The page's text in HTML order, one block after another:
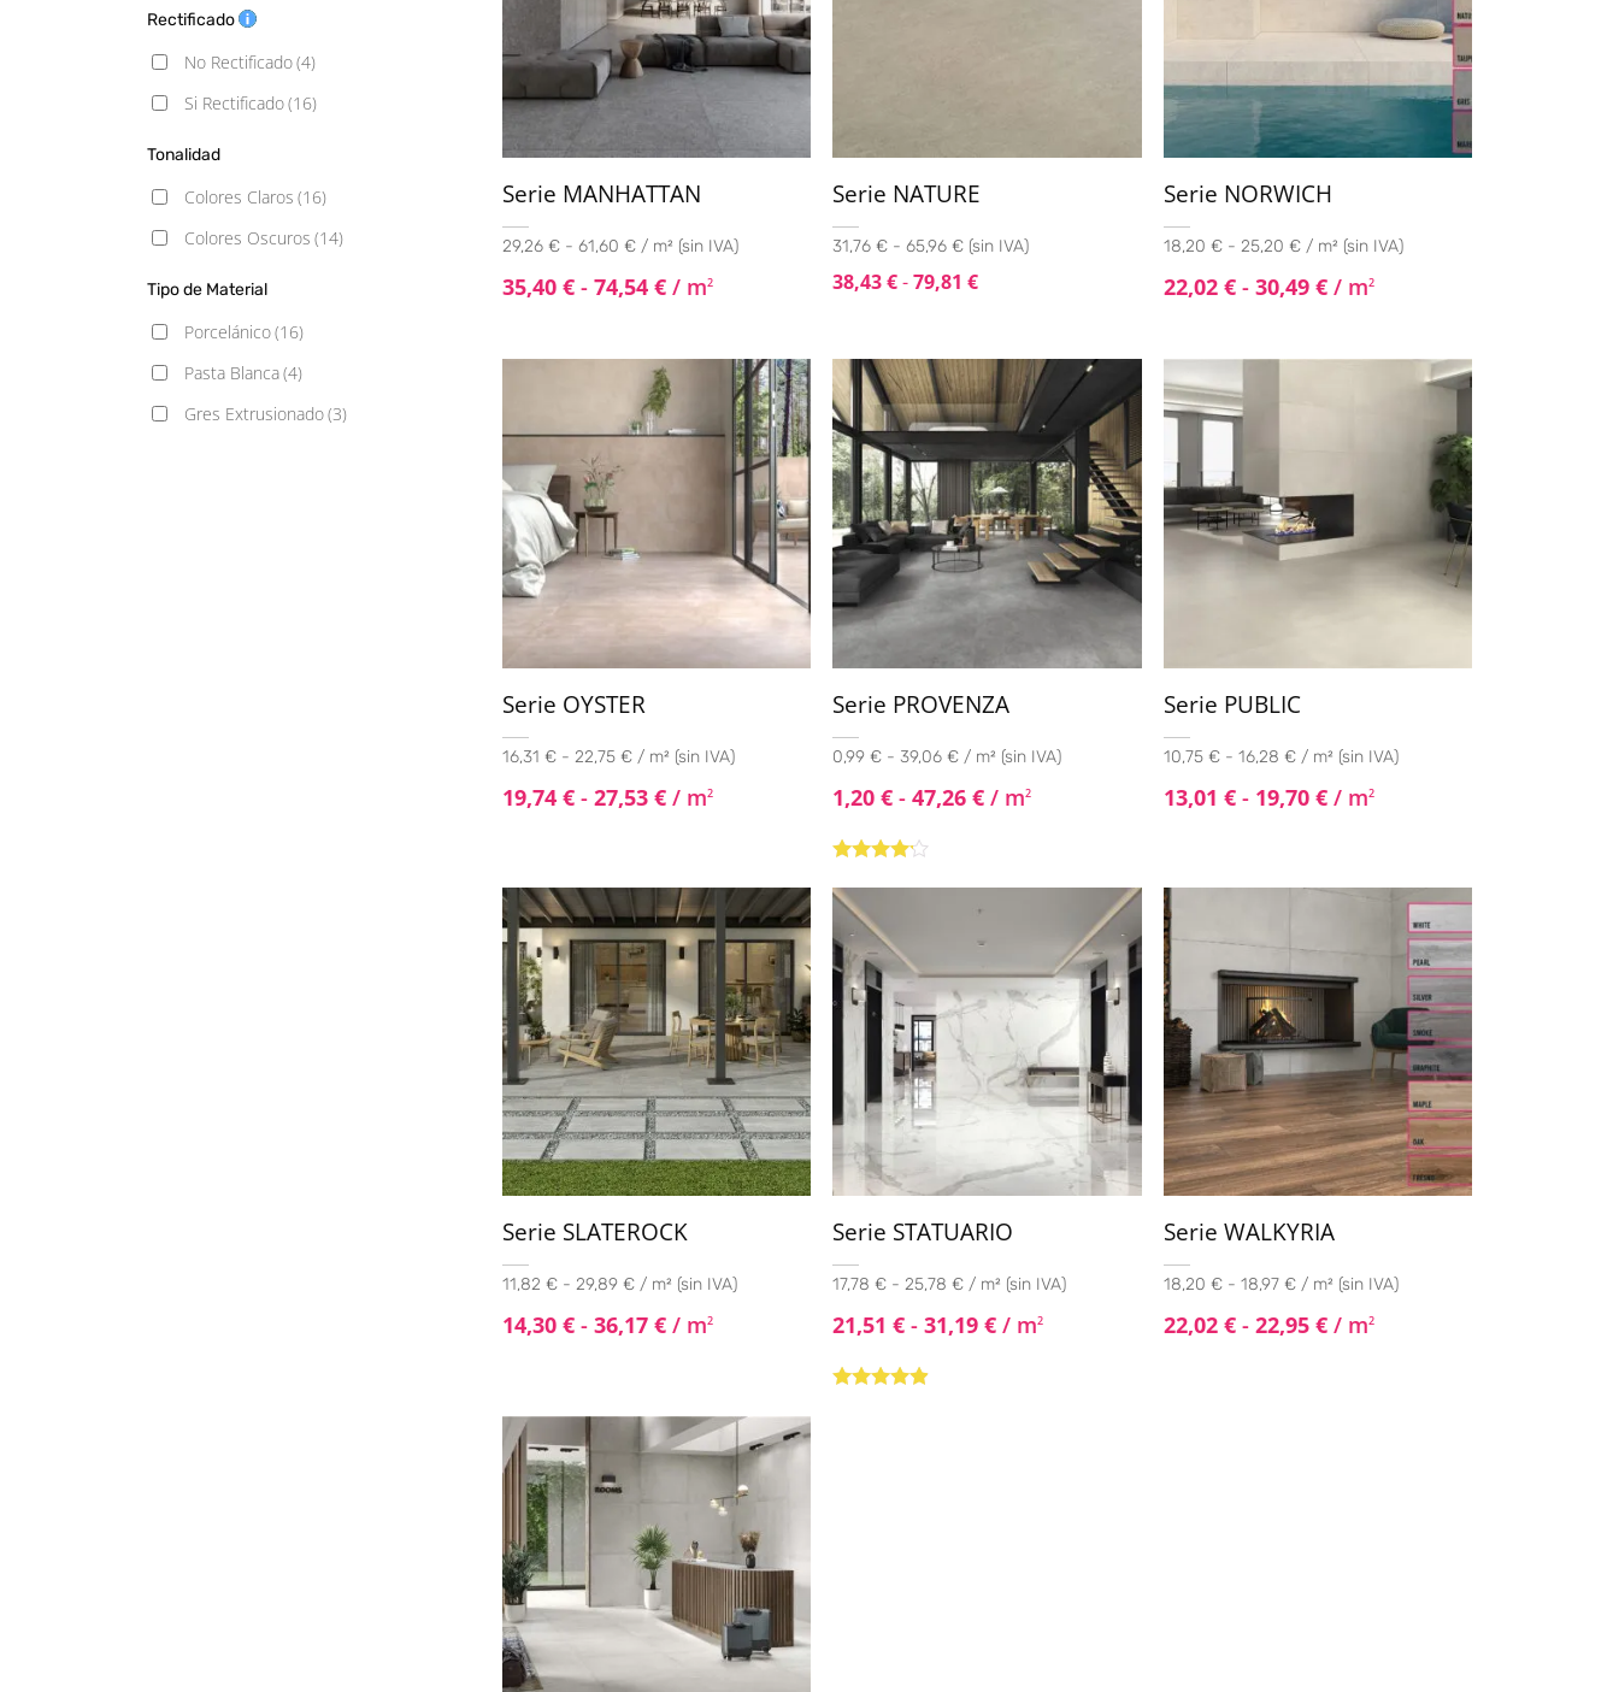
29x90 (1)
30.3x61.3
30x60
(4)
33.3x100 Decor
33x16,25 (1)
33x33 (1)
33x66.5(2)
Rectificado
No Rectificado(4)
Si Rectificado(16)
Tonalidad
Colores Claros (16)
Colores Oscuros (14)
Tipo de Material
Porcelánico(16)
Pasta Blanca(4)
Gres Extrusionado(3)
Serie MANHATTAN
29,26 € - 61,60 € / m² (sin IVA)
35,40 € - 74,54 € / m2
Serie NATURE
31,76 € - 65,96 € (sin IVA)
38,43€ - 79,81€
Serie NORWICH
18,20 € - 25,20 € / m² (sin IVA)
22,02 € - 30,49 €/ m2
Serie OYSTER
16,31 € - 22,75 € / m² (sin IVA)
19,74 € - 27,53 € / m2
Serie PROVENZA
0,99 € - 39,06 € / m² (sin IVA)
1,20€ - 47,26€ / m2
con4.00
de 5
Serie PUBLIC
10,75 € - 16,28 € / m² (sin IVA)
13,01 € - 19,70 €/ m2
Serie SLATEROCK
11,82 € - 29,89 € / m² (sin IVA)
14,30 € - 36,17 € / m2
Serie STATUARIO
17,78 € - 25,78 € / m² (sin IVA)
21,51€ - 31,19€ / m2
Serie WALKYRIA
18,20 € - 18,97 € / m² (sin IVA)
22,02 € - 22,95 €/ m2